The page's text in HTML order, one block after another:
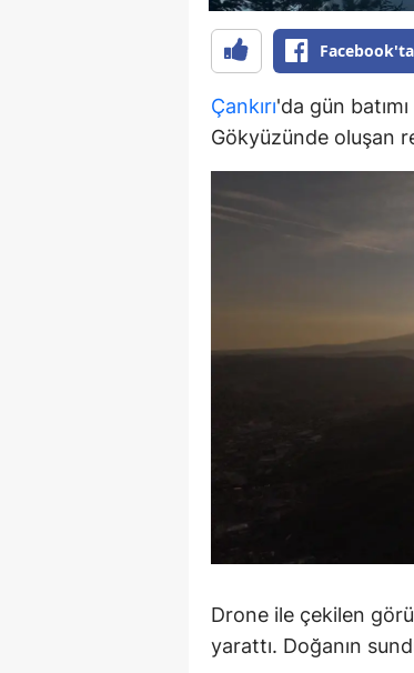
Çankırı'da gün
Gökyüzünde oluşan
Drone ile çekilen
yarattı. Doğanın